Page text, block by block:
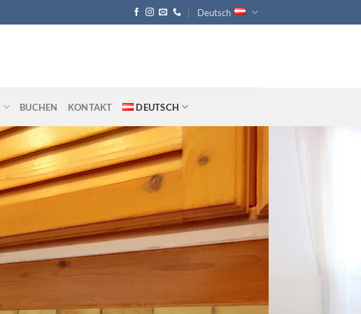
Deutsch
BUCHEN KONTAKT DEUTSCH